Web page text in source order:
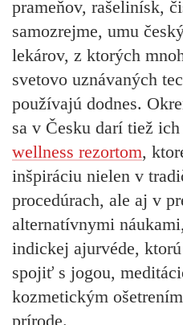
prameňov, rašelinísk,
samozrejme, umu
lekárov, z ktorých
svetovo uznávaných
používajú dodnes.
sa v Česku darí tiež
wellness rezortom,
inšpiráciu nielen v
procedúrach, ale aj v
alternatívnymi
indickej ajurvéde,
spojiť s jogou,
kozmetickým
prírode.